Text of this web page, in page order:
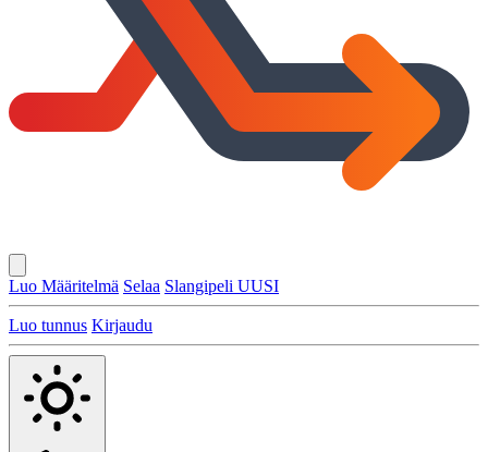
Luo Määritelmä Selaa Slangipeli UUSI
Luo tunnus Kirjaudu